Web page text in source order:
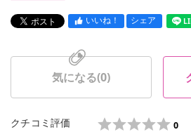
いいね！ シェア
気になる(0)
クチコミ評価 0